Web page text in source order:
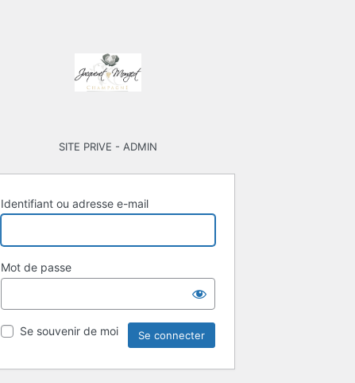
SITE PRIVE - ADMIN
Identifiant ou adresse e-mail
Mot de passe
Se souvenir de moi